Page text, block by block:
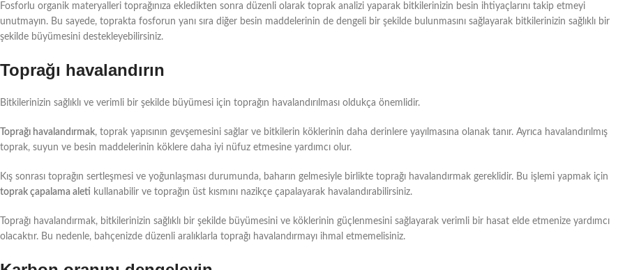
Fosforlu organik materyalleri toprağınıza ekledikten sonra düzenli olarak toprak analizi yaparak bitkilerinizin besin ihtiyaçlarını takip etmeyi
unutmayın. Bu sayede, toprakta fosforun yanı sıra diğer besin maddelerinin de dengeli bir şekilde bulunmasını sağlayarak bitkilerinizin sağlıklı bir
şekilde büyümesini destekleyebilirsiniz.
Toprağı havalandırın
Bitkilerinizin sağlıklı ve verimli bir şekilde büyümesi için toprağın havalandırılması oldukça önemlidir.
Toprağı havalandırmak, toprak yapısının gevşemesini sağlar ve bitkilerin köklerinin daha derinlere yayılmasına olanak tanır. Ayrıca havalandırılmış
toprak, suyun ve besin maddelerinin köklere daha iyi nüfuz etmesine yardımcı olur.
Kış sonrası toprağın sertleşmesi ve yoğunlaşması durumunda, baharın gelmesiyle birlikte toprağı havalandırmak gereklidir. Bu işlemi yapmak için
toprak çapalama aleti kullanabilir ve toprağın üst kısmını nazikçe çapalayarak havalandırabilirsiniz.
Toprağı havalandırmak, bitkilerinizin sağlıklı bir şekilde büyümesini ve köklerinin güçlenmesini sağlayarak verimli bir hasat elde etmenize yardımcı
olacaktır. Bu nedenle, bahçenizde düzenli aralıklarla toprağı havalandırmayı ihmal etmemelisiniz.